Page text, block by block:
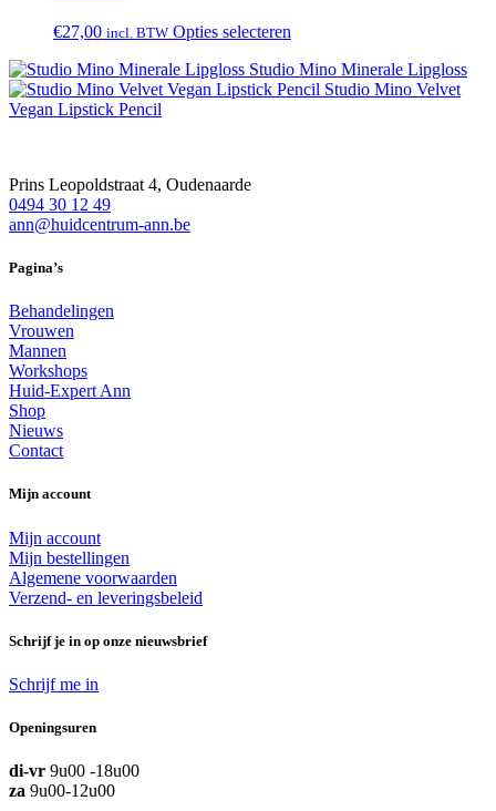
gekozen
worden
op
€27,00 incl. BTW Opties selecteren
heeft
meerdere
Studio Mino Minerale Lipgloss
Studio Mino Velvet
Vegan Lipstick Pencil
Prins Leopoldstraat 4, Oudenaarde
0494 30 12 49
ann@huidcentrum-ann.be
Pagina’s
Behandelingen
Vrouwen
Mannen
Workshops
Huid-Expert Ann
Shop
Nieuws
Contact
Mijn account
Mijn account
Mijn bestellingen
Algemene voorwaarden
Verzend- en leveringsbeleid
Schrijf je in op onze nieuwsbrief
Schrijf me in
Openingsuren
di-vr 9u00 -18u00
za 9u00-12u00